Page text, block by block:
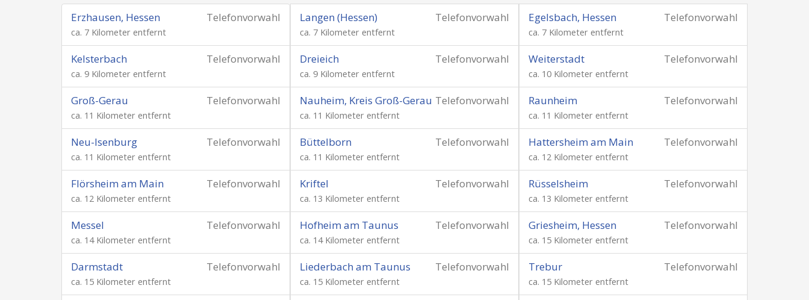
Telefonvorwahl
Erzhausen, Hessen
ca. 7 Kilometer entfernt
Telefonvorwahl
Langen (Hessen)
ca. 7 Kilometer entfernt
Telefonvorwahl
Egelsbach, Hessen
ca. 7 Kilometer entfernt
Telefonvorwahl
Kelsterbach
ca. 9 Kilometer entfernt
Telefonvorwahl
Dreieich
ca. 9 Kilometer entfernt
Telefonvorwahl
Weiterstadt
ca. 10 Kilometer entfernt
Telefonvorwahl
Groß-Gerau
ca. 11 Kilometer entfernt
Telefonvorwahl
Nauheim, Kreis Groß-Gerau
ca. 11 Kilometer entfernt
Telefonvorwahl
Raunheim
ca. 11 Kilometer entfernt
Telefonvorwahl
Neu-Isenburg
ca. 11 Kilometer entfernt
Telefonvorwahl
Büttelborn
ca. 11 Kilometer entfernt
Telefonvorwahl
Hattersheim am Main
ca. 12 Kilometer entfernt
Telefonvorwahl
Flörsheim am Main
ca. 12 Kilometer entfernt
Telefonvorwahl
Kriftel
ca. 13 Kilometer entfernt
Telefonvorwahl
Rüsselsheim
ca. 13 Kilometer entfernt
Telefonvorwahl
Messel
ca. 14 Kilometer entfernt
Telefonvorwahl
Hofheim am Taunus
ca. 14 Kilometer entfernt
Telefonvorwahl
Griesheim, Hessen
ca. 15 Kilometer entfernt
Telefonvorwahl
Darmstadt
ca. 15 Kilometer entfernt
Telefonvorwahl
Liederbach am Taunus
ca. 15 Kilometer entfernt
Telefonvorwahl
Trebur
ca. 15 Kilometer entfernt